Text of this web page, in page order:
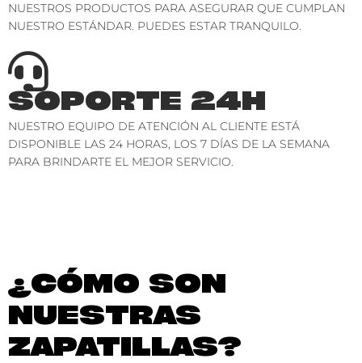
NUESTROS PRODUCTOS PARA ASEGURAR QUE CUMPLAN
NUESTRO ESTÁNDAR. PUEDES ESTAR TRANQUILO.
SOPORTE 24H
NUESTRO EQUIPO DE ATENCIÓN AL CLIENTE ESTÁ
DISPONIBLE LAS 24 HORAS, LOS 7 DÍAS DE LA SEMANA
PARA BRINDARTE EL MEJOR SERVICIO.
¿CÓMO SON
NUESTRAS
ZAPATILLAS?